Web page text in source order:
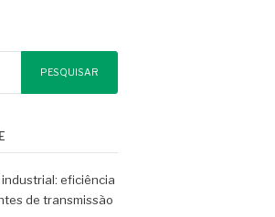
PESQUISAR
eficiência
de transmissão